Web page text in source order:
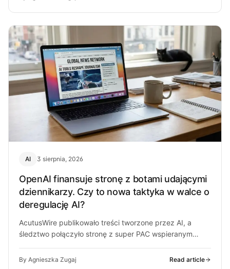
AI 3 sierpnia, 2026
OpenAI finansuje stronę z botami udającymi
dziennikarzy. Czy to nowa taktyka w walce o
deregulację AI?
AcutusWire publikowało treści tworzone przez AI, a
śledztwo połączyło stronę z super PAC wspieranym
By Agnieszka Zugaj Read article